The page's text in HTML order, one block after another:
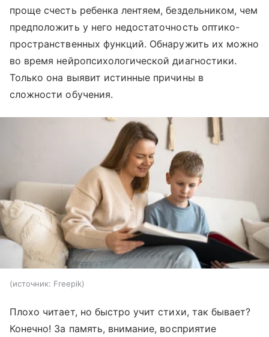
проще счесть ребенка лентяем, бездельником, чем
предположить у него недостаточность оптико-
пространственных функций. Обнаружить их можно
во время нейропсихологической диагностики.
Только она выявит истинные причины в
сложности обучения.
источник: Freepik
Плохо читает, но быстро учит стихи, так бывает?
Конечно! За память, внимание, восприятие